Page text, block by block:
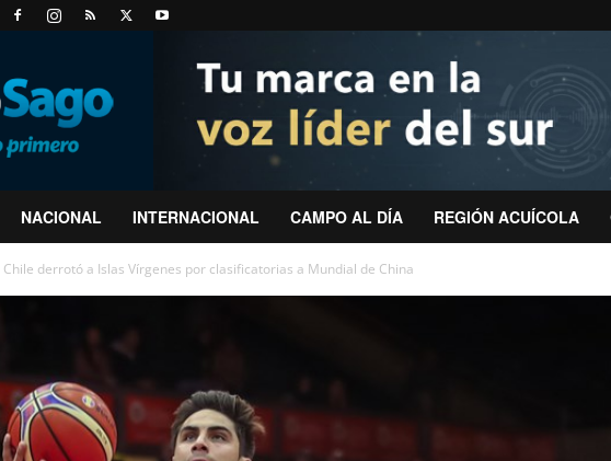
NACIONAL INTERNACIONAL CAMPO AL DÍA REGIÓN ACUÍCOLA
Chile derrotó a Islas Vírgenes por clasificatorias a Mundial de China